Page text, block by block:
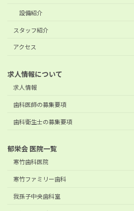
設備紹介
スタッフ紹介
アクセス
求人情報について
求人情報
歯科医師の募集要項
歯科衛生士の募集要項
郁栄会 医院一覧
寒竹歯科医院
寒竹ファミリー歯科
我孫子中央歯科室